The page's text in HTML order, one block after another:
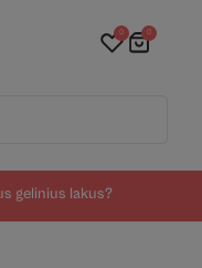
gelinius lakus?
0 0